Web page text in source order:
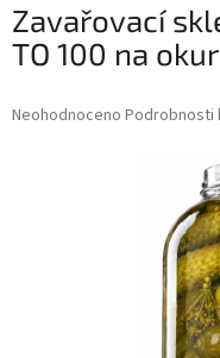
Zavařovací
TO 100 na
Průměrné
Neohodnoceno Podrobnosti